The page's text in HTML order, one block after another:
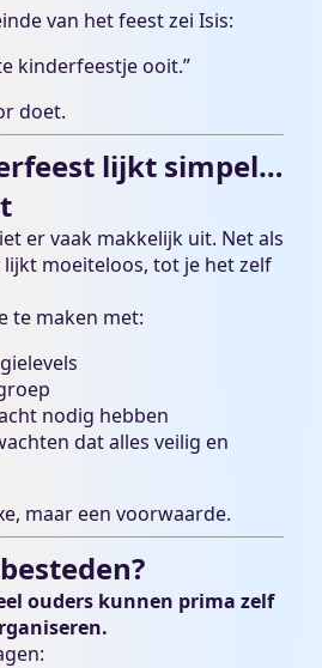
van het feest zei Isis:
kinderfeestje ooit.”
doet.
lijkt simpel…
er vaak makkelijk uit. Net als
moeiteloos, tot je het zelf
te maken met:
nodig hebben
dat alles veilig en
maar een voorwaarde.
ouders kunnen prima zelf